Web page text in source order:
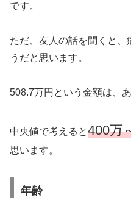
です。
ただ、友人の話を聞くと、
うだと思います。
508.7万円という金額は、
中央値で考えると400万
思います。
年齢